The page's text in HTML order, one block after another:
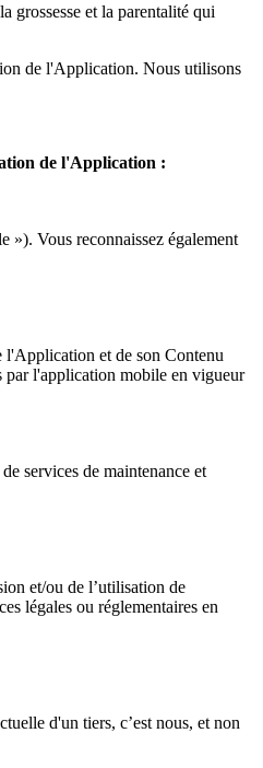
grossesse et la parentalité qui
de l'Application. Nous utilisons
de l'Application :
Vous reconnaissez également
l'Application et de son Contenu
par l'application mobile en vigueur
services de maintenance et
et/ou de l’utilisation de
légales ou réglementaires en
d'un tiers, c’est nous, et non